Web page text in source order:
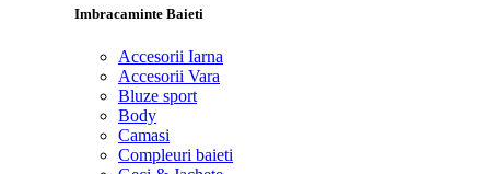
Imbracaminte Baieti
Accesorii Iarna
Accesorii Vara
Bluze sport
Body
Camasi
Compleuri baieti